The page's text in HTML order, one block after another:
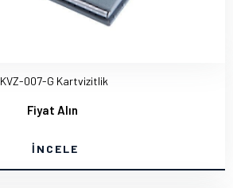
KVZ-007-G Kartvizitlik
Fiyat Alın
İNCELE